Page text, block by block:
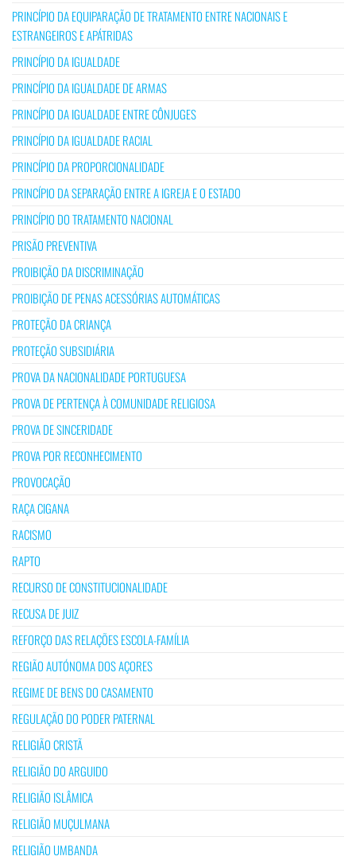
PRINCÍPIO DA EQUIPARAÇÃO DE TRATAMENTO ENTRE NACIONAIS E
ESTRANGEIROS E APÁTRIDAS
PRINCÍPIO DA IGUALDADE
PRINCÍPIO DA IGUALDADE DE ARMAS
PRINCÍPIO DA IGUALDADE ENTRE CÔNJUGES
PRINCÍPIO DA IGUALDADE RACIAL
PRINCÍPIO DA PROPORCIONALIDADE
PRINCÍPIO DA SEPARAÇÃO ENTRE A IGREJA E O ESTADO
PRINCÍPIO DO TRATAMENTO NACIONAL
PRISÃO PREVENTIVA
PROIBIÇÃO DA DISCRIMINAÇÃO
PROIBIÇÃO DE PENAS ACESSÓRIAS AUTOMÁTICAS
PROTEÇÃO DA CRIANÇA
PROTEÇÃO SUBSIDIÁRIA
PROVA DA NACIONALIDADE PORTUGUESA
PROVA DE PERTENÇA À COMUNIDADE RELIGIOSA
PROVA DE SINCERIDADE
PROVA POR RECONHECIMENTO
PROVOCAÇÃO
RAÇA CIGANA
RACISMO
RAPTO
RECURSO DE CONSTITUCIONALIDADE
RECUSA DE JUIZ
REFORÇO DAS RELAÇÕES ESCOLA-FAMÍLIA
REGIÃO AUTÓNOMA DOS AÇORES
REGIME DE BENS DO CASAMENTO
REGULAÇÃO DO PODER PATERNAL
RELIGIÃO CRISTÃ
RELIGIÃO DO ARGUIDO
RELIGIÃO ISLÂMICA
RELIGIÃO MUÇULMANA
RELIGIÃO UMBANDA